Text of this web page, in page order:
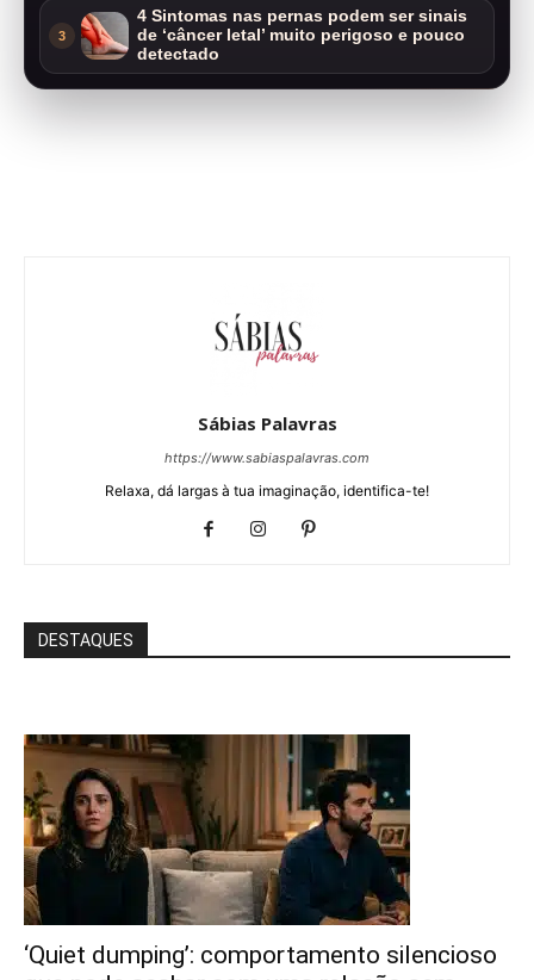
3
4 Sintomas nas pernas podem ser sinais
de ‘câncer letal’ muito perigoso e pouco
detectado
Sábias Palavras
https://www.sabiaspalavras.com
Relaxa, dá largas à tua imaginação, identifica-te!
DESTAQUES
‘Quiet dumping’: comportamento silencioso